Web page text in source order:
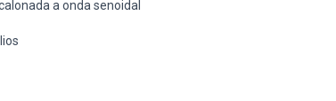
a onda senoidal